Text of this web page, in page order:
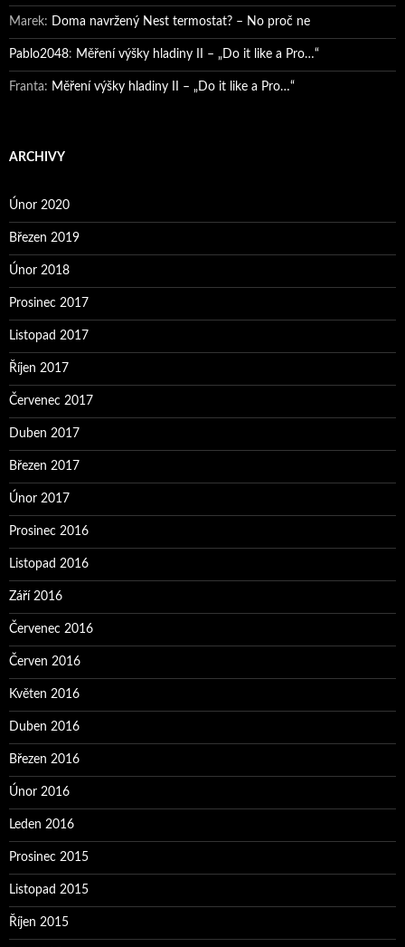
Marek: Doma navržený Nest termostat? – No proč ne
Pablo2048: Měření výšky hladiny II – „Do it like a Pro…“
Franta: Měření výšky hladiny II – „Do it like a Pro…“
ARCHIVY
Únor 2020
Březen 2019
Únor 2018
Prosinec 2017
Listopad 2017
Říjen 2017
Červenec 2017
Duben 2017
Březen 2017
Únor 2017
Prosinec 2016
Listopad 2016
Září 2016
Červenec 2016
Červen 2016
Květen 2016
Duben 2016
Březen 2016
Únor 2016
Leden 2016
Prosinec 2015
Listopad 2015
Říjen 2015